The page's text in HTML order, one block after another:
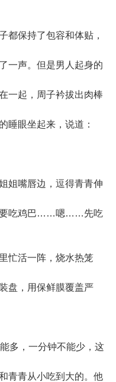
保持了包容和体贴，
一声。但是男人起身的
一起，周子衿拔出肉棒
睡眼坐起来，说道：
嘴唇边，逗得青青伸
要吃鸡巴……嗯……先吃
活一阵，烧水热笼
盘，用保鲜膜覆盖严
，一分钟不能少，这
青青从小吃到大的。他